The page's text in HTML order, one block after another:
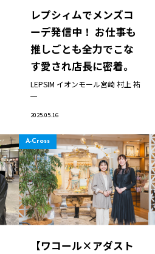
ュース
レプシィムでメンズコ
ーデ発信中！ お仕事も
推しごとも全力でこな
す愛され店長に密着。
LEPSIM イオンモール宮崎村上 祐
一
2025.05.16
【ワコール×アダスト
A-Cross